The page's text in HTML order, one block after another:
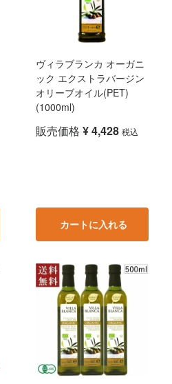
ヴィラブランカ オーガニ
ック エクストラバージン
オリーブオイル(PET)
(1000ml)
販売価格 ¥4,428 税込
カートに入れる